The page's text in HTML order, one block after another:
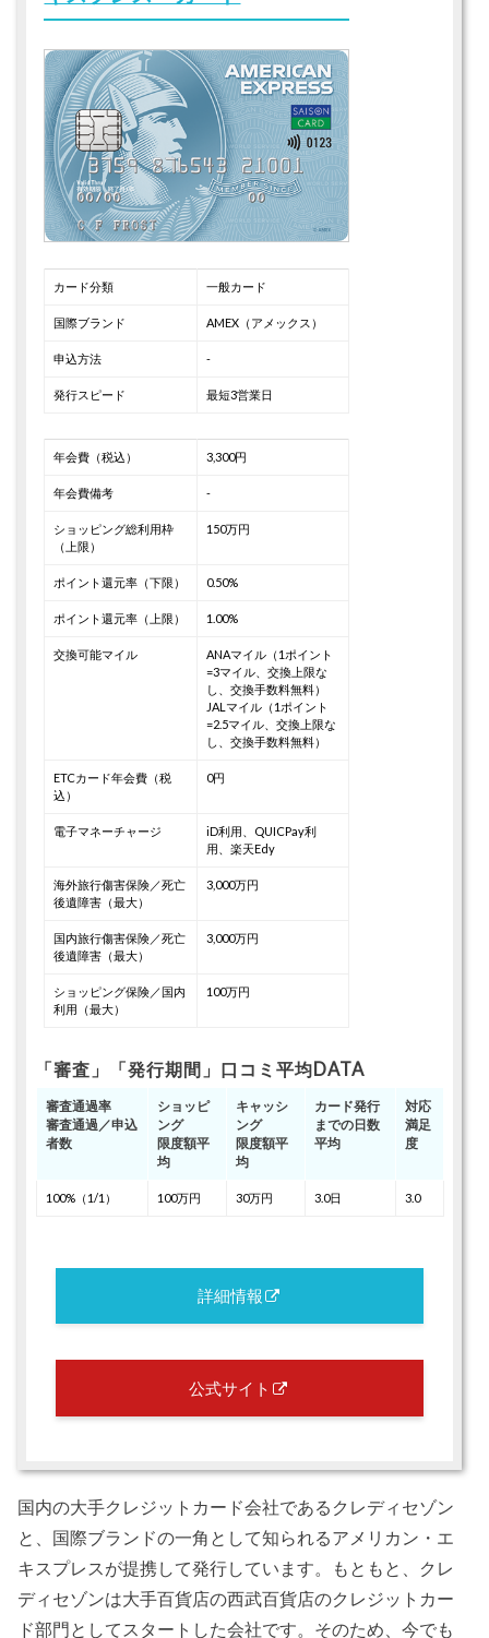
カード分類 一般カード
国際ブランド AMEX（アメックス）
申込方法 -
発行スピード 最短3営業日
年会費（税込） 3,300円
年会費備考 -
ショッピング総利用枠
（上限）
150万円
ポイント還元率（下限） 0.50%
ポイント還元率（上限） 1.00%
交換可能マイル
ANAマイル（1ポイント
=3マイル、交換上限な
し、交換手数料無料）
JALマイル（1ポイント
=2.5マイル、交換上限な
し、交換手数料無料）
ETCカード年会費（税
込）
0円
電子マネーチャージ
iD利用、QUICPay利
用、楽天Edy
海外旅行傷害保険／死亡
後遺障害（最大）
3,000万円
国内旅行傷害保険／死亡
後遺障害（最大）
3,000万円
ショッピング保険／国内
利用（最大）
100万円
「審査」「発行期間」口コミ平均DATA
審査通過率
審査通過／申込
者数
ショッピ
ング
限度額平
均
キャッシ
ング
限度額平
均
カード発行
までの日数
平均
対応
満足
度
100%（1/1） 100万円 30万円 3.0日 3.0
詳細情報
公式サイト
国内の大手クレジットカード会社であるクレディセゾン
と、国際ブランドの一角として知られるアメリカン・エ
キスプレスが提携して発行しています。もともと、クレ
ディセゾンは大手百貨店の西武百貨店のクレジットカー
ド部門としてスタートした会社です。そのため、今でも